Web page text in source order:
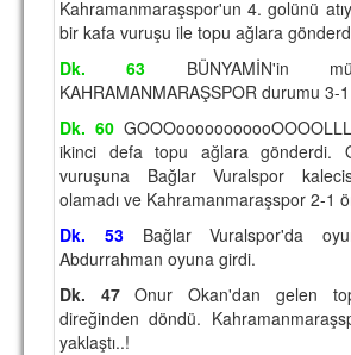
HAKKIMIZDA
İRTİBAT
SİTE İSTATİSTİKLERİ
REKLAM YAYINI
Kahramanmaraşspor'un 4. golünü
bir kafa vuruşu ile topu ağlara
Dk. 63 BÜNYAMİN'in
KAHRAMANMARAŞSPOR durumu 3-1
Dk. 60
ikinci defa topu ağlara gönderdi.
vuruşuna Bağlar Vuralspor
olamadı ve Kahramanmaraşspor 2-1
Dk. 53 Bağlar Vuralspor'da
Abdurrahman oyuna girdi.
Dk. 47Onur Okan'dan gelen
direğinden döndü.
yaklaştı..!